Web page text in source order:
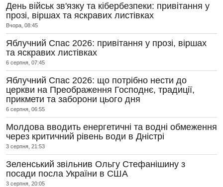
День військ зв'язку та кібербезпеки: привітання у
прозі, віршах та яскравих листівках
Вчора, 08:45
Яблучний Спас 2026: привітання у прозі, віршах
та яскравих листівках
6 серпня, 07:45
Яблучний Спас 2026: що потрібно нести до
церкви на Преображення Господнє, традиції,
прикмети та заборони цього дня
6 серпня, 06:55
Молдова вводить енергетичні та водні обмеження
через критичний рівень води в Дністрі
3 серпня, 21:53
Зеленський звільнив Ольгу Стефанішину з
посади посла України в США
3 серпня, 20:05